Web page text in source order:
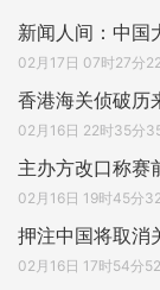
新闻人间：中国
02月17日 07时27分
香港海关侦破历
02月16日 22时35分
主办方改口称赛
02月16日 19时45分
押注中国将取消
02月16日 17时54分